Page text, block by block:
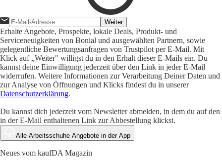
Weiter
Erhalte Angebote, Prospekte, lokale Deals, Produkt- und
Serviceneuigkeiten von Bonial und ausgewählten Partnern, sowie
gelegentliche Bewertungsanfragen von Trustpilot per E-Mail. Mit
Klick auf „Weiter" willigst du in den Erhalt dieser E-Mails ein. Du
kannst deine Einwilligung jederzeit über den Link in jeder E-Mail
widerrufen. Weitere Informationen zur Verarbeitung Deiner Daten und
zur Analyse von Öffnungen und Klicks findest du in unserer
Datenschutzerklärung.
Du kannst dich jederzeit vom Newsletter abmelden, in dem du auf den
in der E-Mail enthaltenen Link zur Abbestellung klickst.
Alle Arbeitsschuhe Angebote in der App
Neues vom kaufDA Magazin